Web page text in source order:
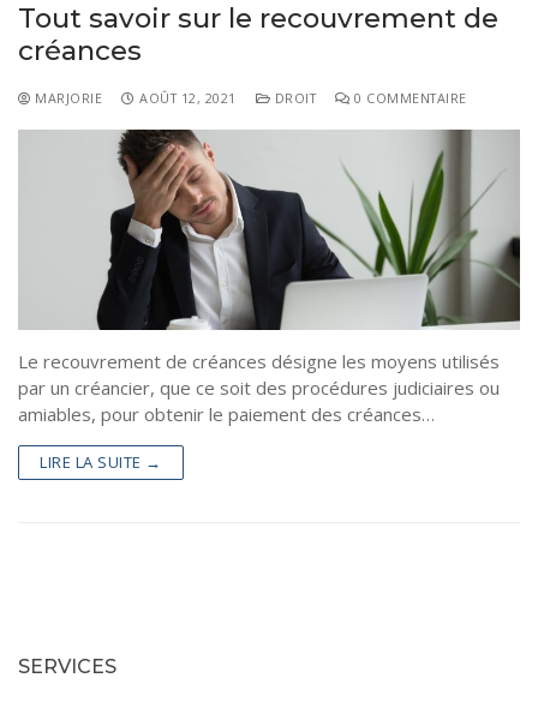
Tout savoir sur le recouvrement de
créances
MARJORIE AOÛT 12, 2021 DROIT 0 COMMENTAIRE
Le recouvrement de créances désigne les moyens utilisés
par un créancier, que ce soit des procédures judiciaires ou
amiables, pour obtenir le paiement des créances…
LIRE LA SUITE →
SERVICES